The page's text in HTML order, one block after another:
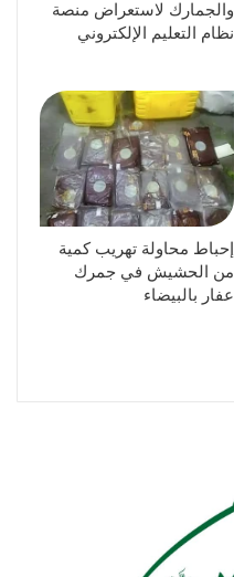
والجمارك لاستعراض منصة
نظام التعليم الإلكتروني
إحباط محاولة تهريب كمية
من الحشيش في جمرك
عفار بالبيضاء